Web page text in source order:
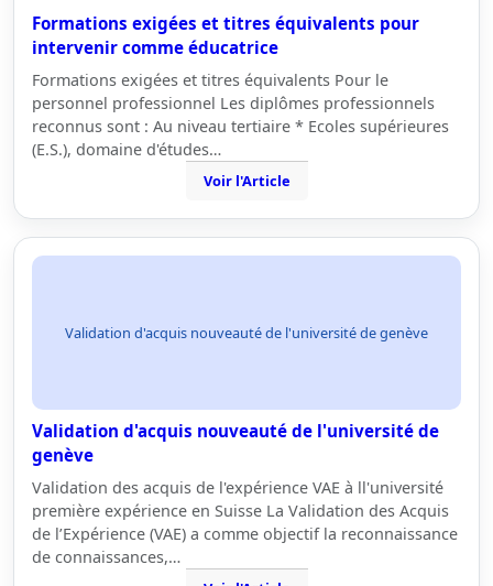
Formations exigées et titres équivalents pour
intervenir comme éducatrice
Formations exigées et titres équivalents Pour le
personnel professionnel Les diplômes professionnels
reconnus sont : Au niveau tertiaire * Ecoles supérieures
(E.S.), domaine d'études…
Voir l'Article
Validation d'acquis nouveauté de l'université de genève
Validation d'acquis nouveauté de l'université de
genève
Validation des acquis de l'expérience VAE à ll'université
première expérience en Suisse La Validation des Acquis
de l’Expérience (VAE) a comme objectif la reconnaissance
de connaissances,…